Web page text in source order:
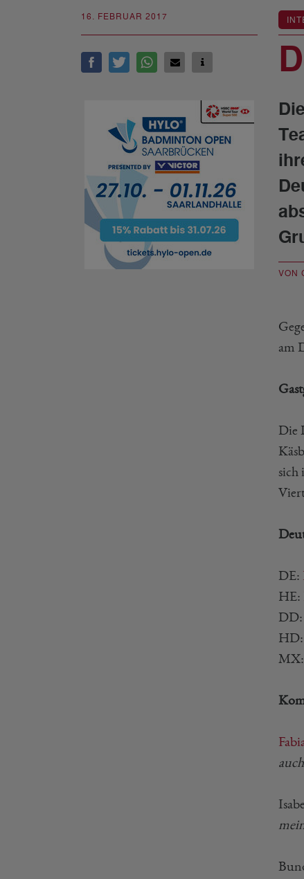
16. FEBRUAR 2017
VON
am
Die
sich
DE:
HE:
DD:
HD:
MX: